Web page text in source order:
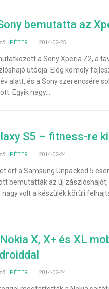
bemutatta az
PÉTER 2014-02-25
a Sony Xperia Z2, a
utódja. Elég komoly
alatt, és a Sony szerencsére
Egyik nagy…
S5 – fitness-re
PÉTER 2014-02-24
ért a Samsung Unpacked 5
bemutatták az új zászlóshajót,
nagy volt a készülék körüli
X, X+ és XL
PÉTER 2014-02-24